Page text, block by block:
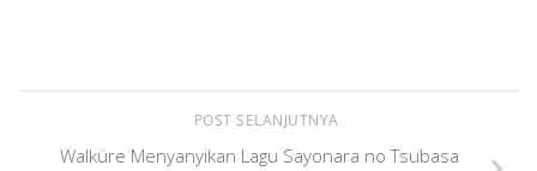
POST SELANJUTNYA
Walküre Menyanyikan Lagu Sayonara no Tsubasa